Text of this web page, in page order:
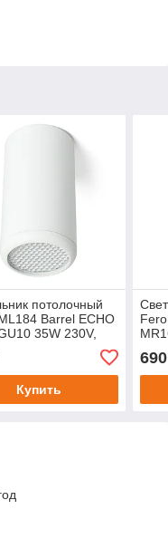
потолочный
Barrel ECHO
35W 230V,
с антибликовой
Купить
690